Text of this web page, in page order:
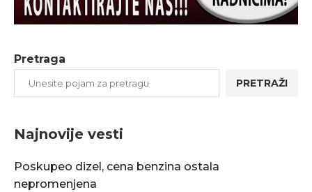
Pretraga
PRETRAŽI
Najnovije vesti
Poskupeo dizel, cena benzina ostala
nepromenjena